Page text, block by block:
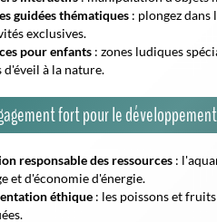
pour enfants
: zones ludiques
d'éveil à la nature.
fort pour le développement
responsable des ressources:
et d'économie d'énergie.
éthique
: les poissons et
aux communautés locales
:
et promouvoir la protection des